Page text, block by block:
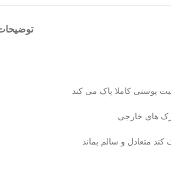
پوستی کاملا پاک می کند
های خارجی